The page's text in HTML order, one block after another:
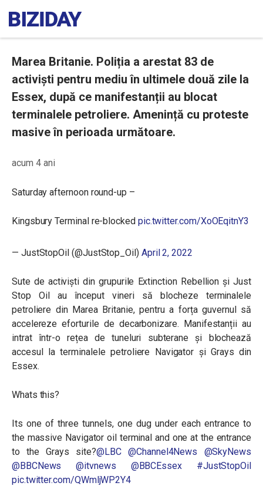
Marea Britanie. Poliția a arestat 83 de
activiști pentru mediu în ultimele două zile la
Essex, după ce manifestanții au blocat
terminalele petroliere. Amenință cu proteste
masive în perioada următoare.
acum 4 ani
Saturday afternoon round-up –
Kingsbury Terminal re-blocked pic.twitter.com/XoOEqitnY3
— JustStopOil (@JustStop_Oil) April 2, 2022
Sute de activiști din grupurile Extinction Rebellion și Just
Stop Oil au început vineri să blocheze terminalele
petroliere din Marea Britanie, pentru a forța guvernul să
accelereze eforturile de decarbonizare. Manifestanții au
intrat într-o rețea de tuneluri subterane și blochează
accesul la terminalele petroliere Navigator și Grays din
Essex.
Whats this?
Its one of three tunnels, one dug under each entrance to
the massive Navigator oil terminal and one at the entrance
to the Grays site?@LBC @Channel4News
@SkyNews
@BBCNews
@itvnews @BBCEssex
#JustStopOil
pic.twitter.com/QWmljWP2Y4